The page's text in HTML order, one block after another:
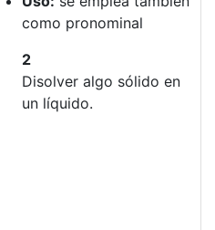
como pronominal
2
Disolver algo sólido en
un líquido.